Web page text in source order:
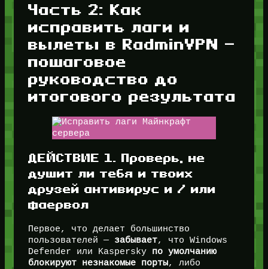
Часть 2: Как
исправить лаги и
вылеты в RadminVPN —
пошаговое
руководство до
итогового результата
ДЕЙСТВИЕ 1. Проверь, не
душит ли тебя и твоих
друзей антивирус и / или
фаервол
Первое, что делает большинство
пользователей — забывает, что Windows
Defender или Kaspersky по умолчанию
блокируют незнакомые порты, либо